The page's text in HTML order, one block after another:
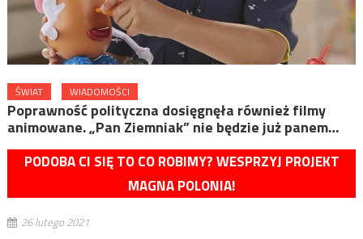
ŚWIAT WIADOMOŚCI
Poprawność polityczna dosięgnęła również filmy
animowane. „Pan Ziemniak” nie będzie już panem…
PODOBA CI SIĘ TO CO ROBIMY? WESPRZYJ PROJEKT
MAGNA POLONIA!
26 lutego 2021